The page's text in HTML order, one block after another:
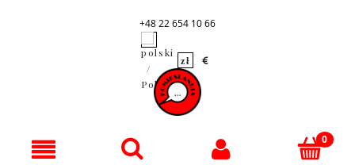
+48 22 654 10 66